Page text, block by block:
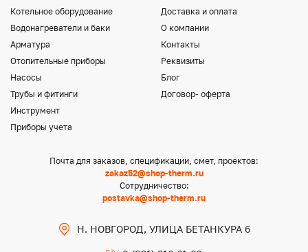
Котельное оборудование
Водонагреватели и баки
Арматура
Отопительные приборы
Насосы
Трубы и фитинги
Инструмент
Приборы учета
Доставка и оплата
О компании
Контакты
Реквизиты
Блог
Договор- оферта
Почта для заказов, спецификации, смет, проектов:
zakaz52@shop-therm.ru
Сотрудничество:
postavka@shop-therm.ru
Н. НОВГОРОД, УЛИЦА БЕТАНКУРА 6